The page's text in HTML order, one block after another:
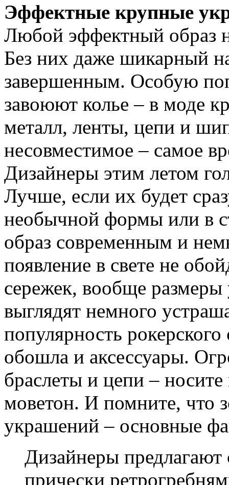
Эффектные крупные
Любой эффектный образ
Без них даже шикарный
завершенным. Особую
завоюют колье – в моде
металл, ленты, цепи и
несовместимое – самое
Дизайнеры этим летом
Лучше, если их будет
необычной формы или в
образ современным и
появление в свете не
сережек, вообще
выглядят немного
популярность
обошла и аксессуары.
браслеты и цепи –
моветон. И помните, что
украшений – основные
Дизайнеры предлагают
прически